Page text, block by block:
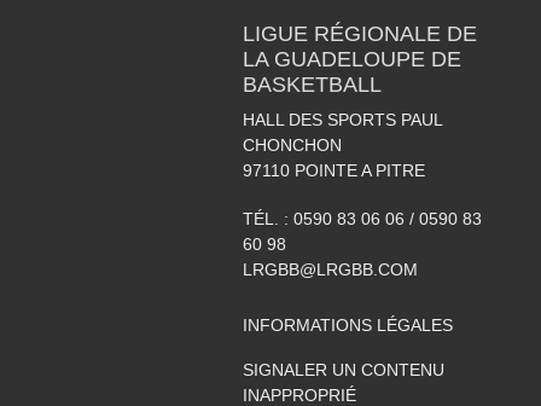
LIGUE RÉGIONALE DE
LA GUADELOUPE DE
BASKETBALL
HALL DES SPORTS PAUL
CHONCHON
97110 POINTE A PITRE
TÉL. : 0590 83 06 06 / 0590 83
60 98
LRGBB@LRGBB.COM
INFORMATIONS LÉGALES
SIGNALER UN CONTENU
INAPPROPRIÉ